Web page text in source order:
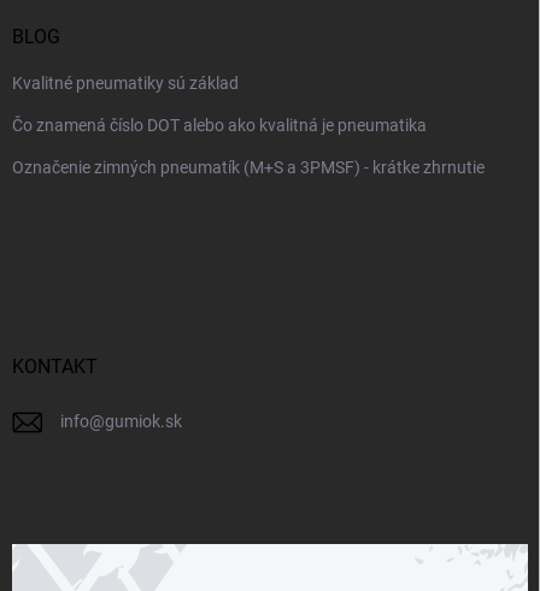
BLOG
Kvalitné pneumatiky sú základ
Čo znamená číslo DOT alebo ako kvalitná je pneumatika
Označenie zimných pneumatík (M+S a 3PMSF) - krátke zhrnutie
KONTAKT
info@gumiok.sk